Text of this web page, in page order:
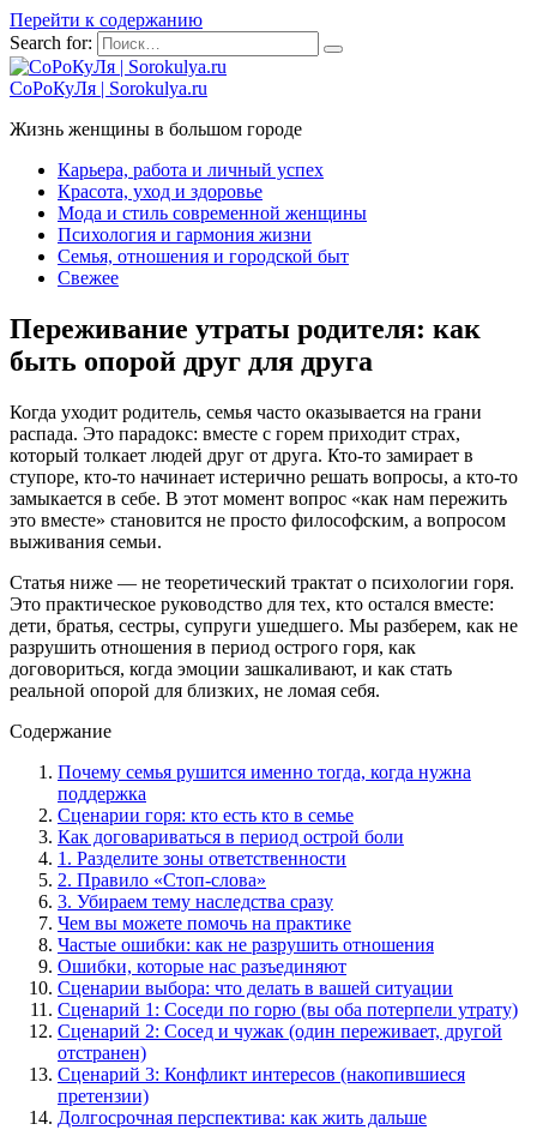
Перейти к содержанию
Search for:
СоРоКуЛя | Sorokulya.ru
Жизнь женщины в большом городе
Карьера, работа и личный успех
Красота, уход и здоровье
Мода и стиль современной женщины
Психология и гармония жизни
Семья, отношения и городской быт
Свежее
Переживание утраты родителя: как
быть опорой друг для друга
Когда уходит родитель, семья часто оказывается на грани
распада. Это парадокс: вместе с горем приходит страх,
который толкает людей друг от друга. Кто-то замирает в
ступоре, кто-то начинает истерично решать вопросы, а кто-то
замыкается в себе. В этот момент вопрос «как нам пережить
это вместе» становится не просто философским, а вопросом
выживания семьи.
Статья ниже — не теоретический трактат о психологии горя.
Это практическое руководство для тех, кто остался вместе:
дети, братья, сестры, супруги ушедшего. Мы разберем, как не
разрушить отношения в период острого горя, как
договориться, когда эмоции зашкаливают, и как стать
реальной опорой для близких, не ломая себя.
Содержание
Почему семья рушится именно тогда, когда нужна
поддержка
Сценарии горя: кто есть кто в семье
Как договариваться в период острой боли
1. Разделите зоны ответственности
2. Правило «Стоп-слова»
3. Убираем тему наследства сразу
Чем вы можете помочь на практике
Частые ошибки: как не разрушить отношения
Ошибки, которые нас разъединяют
Сценарии выбора: что делать в вашей ситуации
Сценарий 1: Соседи по горю (вы оба потерпели утрату)
Сценарий 2: Сосед и чужак (один переживает, другой
отстранен)
Сценарий 3: Конфликт интересов (накопившиеся
претензии)
Долгосрочная перспектива: как жить дальше